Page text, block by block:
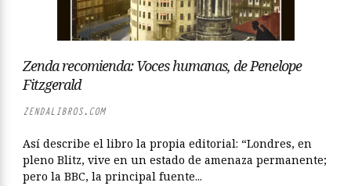
Zenda recomienda: Voces humanas, de Penelope
Fitzgerald
ZENDALIBROS.COM
Así describe el libro la propia editorial: “Londres, en
pleno Blitz, vive en un estado de amenaza permanente;
pero la BBC, la principal fuente...